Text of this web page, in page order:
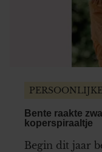
Bente raakte
koperspiraaltje
Begin dit jaar